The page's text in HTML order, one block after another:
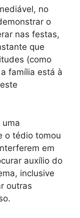
no
o
nas festas,
que
(como
família está à
uma
o tédio tomou
em
auxílio do
inclusive
outras